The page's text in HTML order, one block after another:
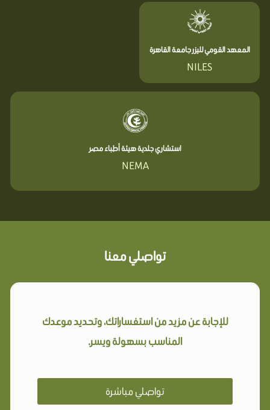
المعهد القومي لليزر جامعة القاهرة
NILES
استشاري جلدية هيئة أطباء مصر
NEMA
تواصلي معنا
للإجابة عن مزيد من استفساراتك، وتحديد موعدك
المناسب بسهولة ويسر.
تواصلي مباشرة